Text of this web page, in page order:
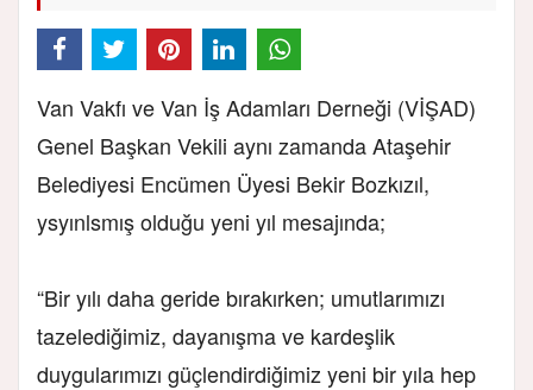
Van Vakfı ve Van İş Adamları Derneği (VİŞAD)
Genel Başkan Vekili aynı zamanda Ataşehir
Belediyesi Encümen Üyesi Bekir Bozkızıl,
ysyınlsmış olduğu yeni yıl mesajında;
“Bir yılı daha geride bırakırken; umutlarımızı
tazelediğimiz, dayanışma ve kardeşlik
duygularımızı güçlendirdiğimiz yeni bir yıla hep